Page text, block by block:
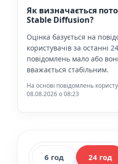
Як визначається
Stable Diffusion?
Оцінка базується на
користувачів за останні
повідомлень мало або
вважається стабільним.
На основі повідомлень
08.08.2026 o 08:23
6 год 24 год